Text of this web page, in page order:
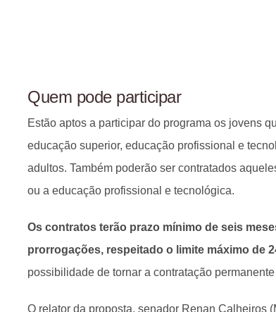
Quem pode participar
Estão aptos a participar do programa os jovens
educação superior, educação profissional e
adultos. Também poderão ser contratados
ou a educação profissional e tecnológica.
Os contratos terão prazo mínimo de seis
prorrogações, respeitado o limite máximo de
possibilidade de tornar a contratação
O relator da proposta, senador Renan Calheiros